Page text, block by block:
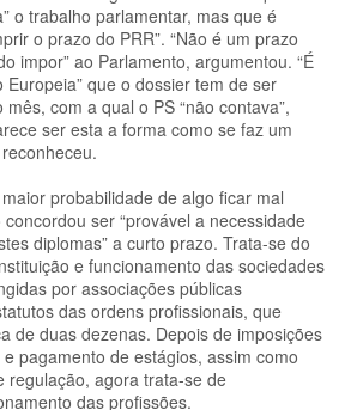
o trabalho parlamentar, mas que é
o prazo do PRR”. “Não é um prazo
impor” ao Parlamento, argumentou. “É
que o dossier tem de ser
com a qual o PS “não contava”,
ser esta a forma como se faz um
probabilidade de algo ficar mal
ser “provável a necessidade
diplomas” a curto prazo. Trata-se do
e funcionamento das sociedades
por associações públicas
das ordens profissionais, que
de duas dezenas. Depois de imposições
pagamento de estágios, assim como
regulação, agora trata-se de
das profissões.